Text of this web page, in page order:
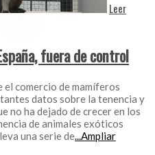
Leer
fuera de control
comercio de mamíferos
datos sobre la tenencia y
no ha dejado de crecer en los
de animales exóticos
una serie de...Ampliar